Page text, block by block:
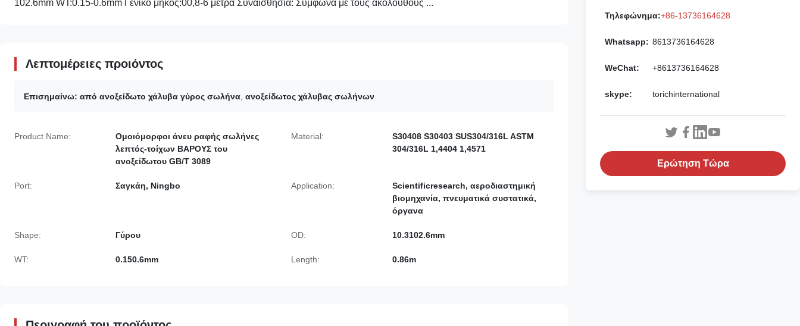
102.6mm WT:0.15-0.6mm Γενικό μήκος:00,8-6 μέτρα Συναισθησία: Σύμφωνα με τους ακόλουθους ...
Λεπτομέρειες προιόντος
Επισημαίνω: από ανοξείδωτο χάλυβα γύρος σωλήνα ανοξείδωτος χάλυβας σωλήνων
Product Name:
Ομοιόμορφοι άνευ ραφής σωλήνες
λεπτός-τοίχων ΒΑΡΟΥΣ του
ανοξείδωτου GB/T 3089
Material:
S30408 S30403 SUS304/316L ASTM
304/316L 1,4404 1,4571
Port: Σαγκάη, Ningbo Application:
Scientificresearch, αεροδιαστημική
βιομηχανία, πνευματικά συστατικά,
όργανα
Shape: Γύρου OD: 10.3102.6mm
WT: 0.150.6mm Length: 0.86m
Τηλεφώνημα:+86-13736164628
Whatsapp: 8613736164628
WeChat: +8613736164628
skype: torichinternational
Ερώτηση Τώρα